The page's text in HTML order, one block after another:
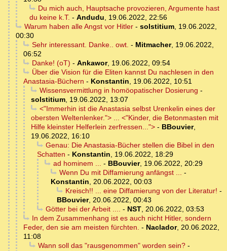
Du mich auch, Hauptsache provozieren, Argumente hast
du keine k.T. - Andudu, 19.06.2022, 22:56
Warum haben alle Angst vor Hitler- solstitium, 19.06.2022,
00:30
Sehr interessant. Danke.. owt. - Mitmacher, 19.06.2022,
06:52
Danke! (oT) - Ankawor, 19.06.2022, 09:54
Über die Vision für die Eliten kannst Du nachlesen in den
Anastasia-Büchern - Konstantin, 19.06.2022, 10:51
Wissensvermittlung in homöopatischer Dosierung -
solstitium, 19.06.2022, 13:07
<"Immerhin ist die Anastasia selbst Urenkelin eines der
obersten Weltenlenker."> ... <"Kinder, die Betonmasten mit
Hilfe kleinster Helferlein zerfressen..."> - BBouvier,
19.06.2022, 16:10
Genau: Die Anastasia-Bücher stellen die Bibel in den
Schatten - Konstantin, 19.06.2022, 18:29
ad hominem ... - BBouvier, 19.06.2022, 20:29
Wenn Du mit Diffamierung anfängst ... -
Konstantin, 20.06.2022, 00:03
Kreisch!! ... eine Diffamierung von der Literatur! -
BBouvier, 20.06.2022, 00:43
Götter bei der Arbeit .... - NST, 20.06.2022, 03:53
In dem Zusammenhang ist es auch nicht Hitler, sondern
Feder, den sie am meisten fürchten. - Naclador, 20.06.2022,
11:08
Wann soll das "rausgenommen" worden sein?-